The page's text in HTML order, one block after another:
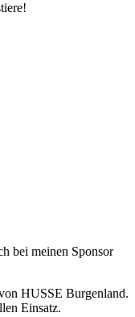
bei meinen Sponsor
HUSSE Burgenland.
Einsatz.